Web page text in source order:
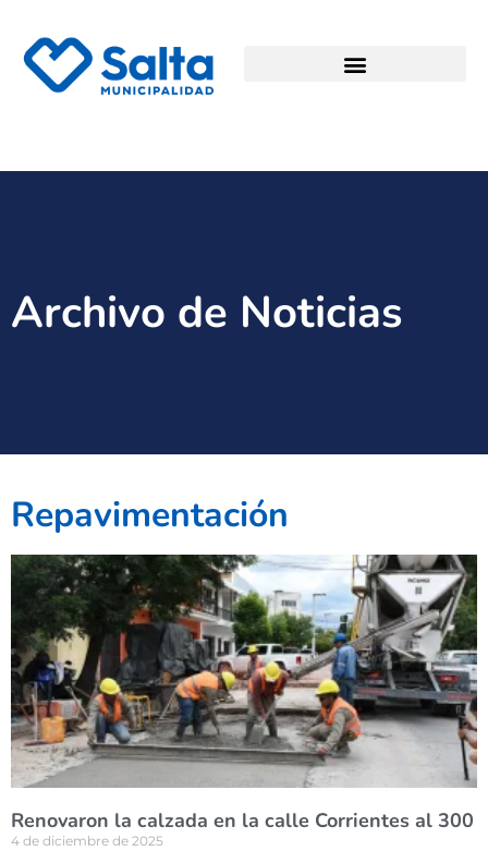
Archivo de Noticias
Repavimentación
Renovaron la calzada en la calle Corrientes al 300
4 de diciembre de 2025